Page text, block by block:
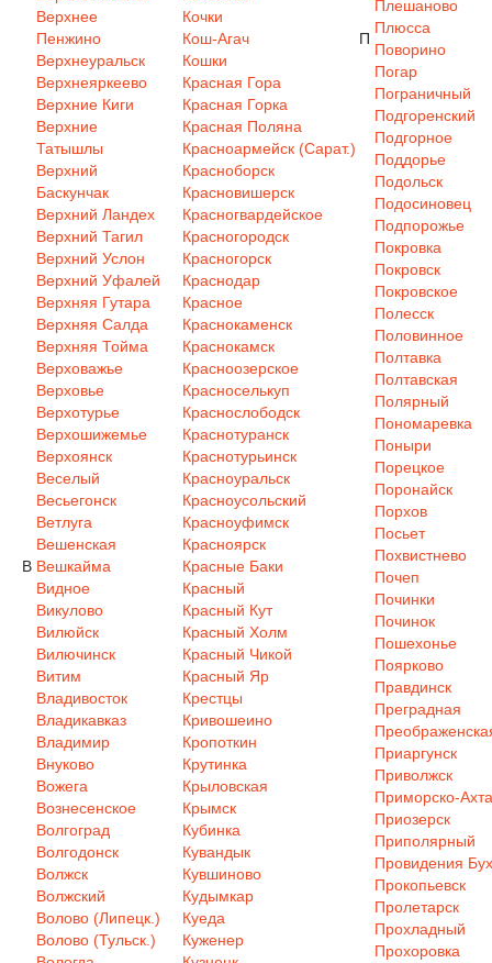
В
Верхнее
Пенжино
Верхнеуральск
Верхнеяркеево
Верхние Киги
Верхние
Татышлы
Верхний
Баскунчак
Верхний Ландех
Верхний Тагил
Верхний Услон
Верхний Уфалей
Верхняя Гутара
Верхняя Салда
Верхняя Тойма
Верховажье
Верховье
Верхотурье
Верхошижемье
Верхоянск
Веселый
Весьегонск
Ветлуга
Вешенская
Вешкайма
Видное
Викулово
Вилюйск
Вилючинск
Витим
Владивосток
Владикавказ
Владимир
Внуково
Вожега
Вознесенское
Волгоград
Волгодонск
Волжск
Волжский
Волово (Липецк.)
Волово (Тульск.)
Кочки
Кош-Агач
Кошки
Красная Гора
Красная Горка
Красная Поляна
Красноармейск (Сарат.)
Красноборск
Красновишерск
Красногвардейское
Красногородск
Красногорск
Краснодар
Красное
Краснокаменск
Краснокамск
Красноозерское
Красноселькуп
Краснослободск
Краснотуранск
Краснотурьинск
Красноуральск
Красноусольский
Красноуфимск
Красноярск
Красные Баки
Красный
Красный Кут
Красный Холм
Красный Чикой
Красный Яр
Крестцы
Кривошеино
Кропоткин
Крутинка
Крыловская
Крымск
Кубинка
Кувандык
Кувшиново
Кудымкар
Куеда
Куженер
П
Плешаново
Плюсса
Поворино
Погар
Пограничный
Подгоренский
Подгорное
Поддорье
Подольск
Подосиновец
Подпорожье
Покровка
Покровск
Покровское
Полесск
Половинное
Полтавка
Полтавская
Полярный
Пономаревка
Поныри
Порецкое
Поронайск
Порхов
Посьет
Похвистнево
Почеп
Починки
Починок
Пошехонье
Поярково
Правдинск
Преградная
Приаргунск
Приволжск
Приморско-
Приозерск
Приполярный
Провидения
Прокопьевск
Пролетарск
Прохладный
Прохоровка